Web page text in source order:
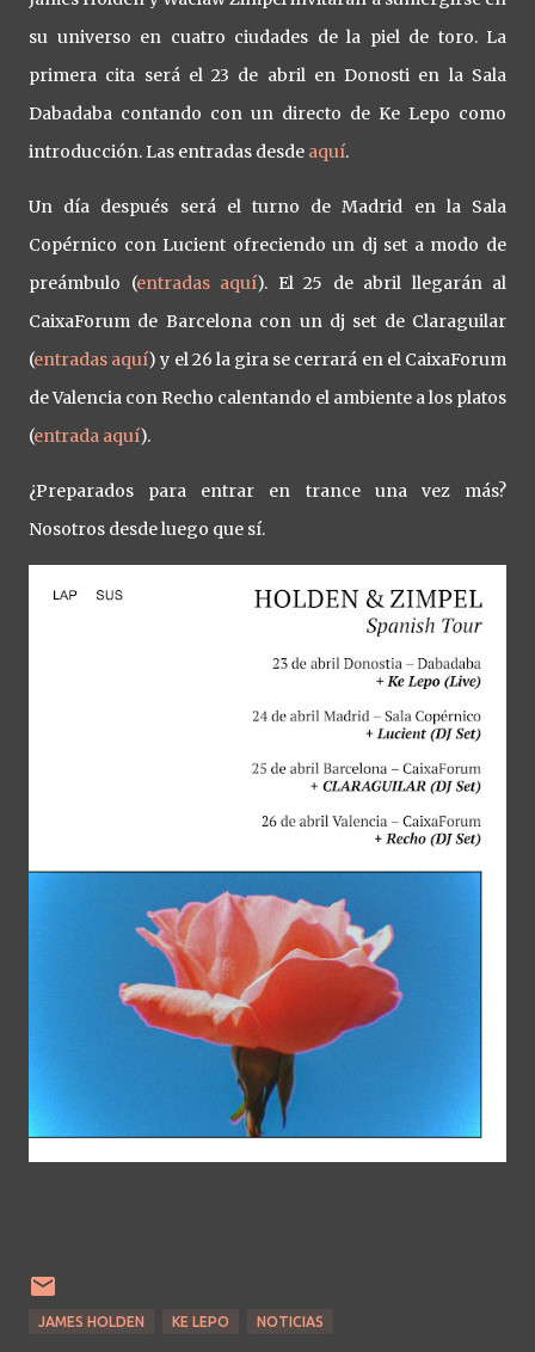
su universo en cuatro ciudades de la piel de toro. La
primera cita será el 23 de abril en Donosti en la Sala
Dabadaba contando con un directo de Ke Lepo como
introducción. Las entradas desde aquí.
Un día después será el turno de Madrid en la Sala
Copérnico con Lucient ofreciendo un dj set a modo de
preámbulo (entradas aquí). El 25 de abril llegarán al
CaixaForum de Barcelona con un dj set de Claraguilar
(entradas aquí) y el 26 la gira se cerrará en el CaixaForum
de Valencia con Recho calentando el ambiente a los platos
(entrada aquí).
¿Preparados para entrar en trance una vez más?
Nosotros desde luego que sí.
JAMES HOLDEN KE LEPO NOTICIAS